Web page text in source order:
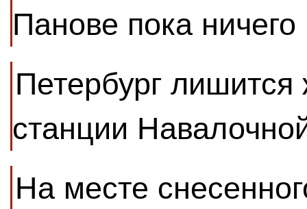
Панове пока ничего
Петербург
станции
На месте